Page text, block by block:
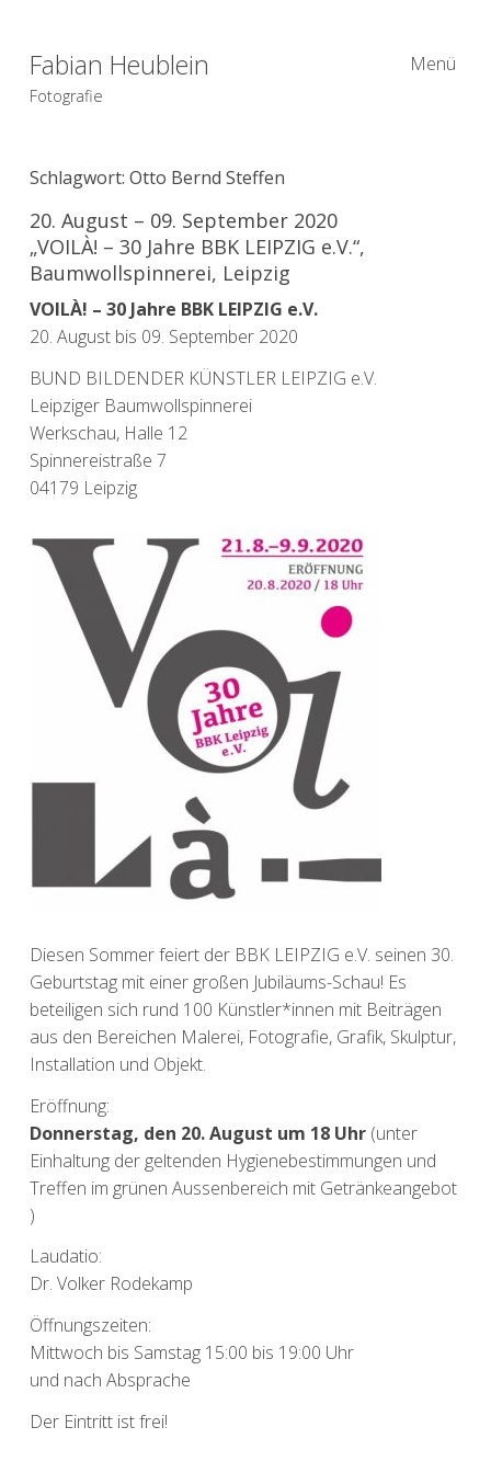
Fabian Heublein
Fotografie
Menü
Schlagwort: Otto Bernd Steffen
20. August – 09. September 2020
„VOILÀ! – 30 Jahre BBK LEIPZIG e.V.“,
Baumwollspinnerei, Leipzig
VOILÀ! – 30 Jahre BBK LEIPZIG e.V.
20. August bis 09. September 2020
BUND BILDENDER KÜNSTLER LEIPZIG e.V.
Leipziger Baumwollspinnerei
Werkschau, Halle 12
Spinnereistraße 7
04179 Leipzig
Diesen Sommer feiert der BBK LEIPZIG e.V. seinen 30.
Geburtstag mit einer großen Jubiläums-Schau! Es
beteiligen sich rund 100 Künstler*innen mit Beiträgen
aus den Bereichen Malerei, Fotografie, Grafik, Skulptur,
Installation und Objekt.
Eröffnung:
Donnerstag, den 20. August um 18 Uhr(unter
Einhaltung der geltenden Hygienebestimmungen und
Treffen im grünen Aussenbereich mit Getränkeangebot
)
Laudatio:
Dr. Volker Rodekamp
Öffnungszeiten:
Mittwoch bis Samstag 15:00 bis 19:00 Uhr
und nach Absprache
Der Eintritt ist frei!